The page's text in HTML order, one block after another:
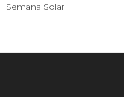
Semana Solar